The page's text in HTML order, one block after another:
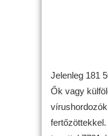
Jelenleg 181
Ők vagy